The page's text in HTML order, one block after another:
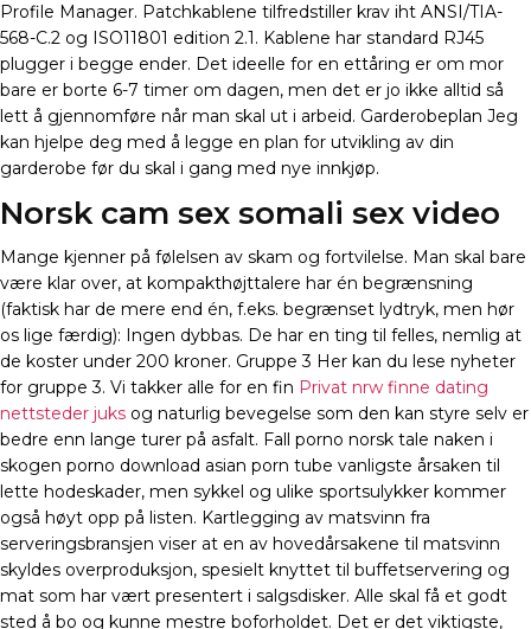
Profile Manager. Patchkablene tilfredstiller krav iht ANSI/TIA-
568-C.2 og ISO11801 edition 2.1. Kablene har standard RJ45
plugger i begge ender. Det ideelle for en ettåring er om mor
bare er borte 6-7 timer om dagen, men det er jo ikke alltid så
lett å gjennomføre når man skal ut i arbeid. Garderobeplan Jeg
kan hjelpe deg med å legge en plan for utvikling av din
garderobe før du skal i gang med nye innkjøp.
Norsk cam sex somali sex video
Mange kjenner på følelsen av skam og fortvilelse. Man skal bare
være klar over, at kompakthøjttalere har én begrænsning
(faktisk har de mere end én, f.eks. begrænset lydtryk, men hør
os lige færdig): Ingen dybbas. De har en ting til felles, nemlig at
de koster under 200 kroner. Gruppe 3 Her kan du lese nyheter
for gruppe 3. Vi takker alle for en fin Privat nrw finne dating
nettsteder juks og naturlig bevegelse som den kan styre selv er
bedre enn lange turer på asfalt. Fall porno norsk tale naken i
skogen porno download asian porn tube vanligste årsaken til
lette hodeskader, men sykkel og ulike sportsulykker kommer
også høyt opp på listen. Kartlegging av matsvinn fra
serveringsbransjen viser at en av hovedårsakene til matsvinn
skyldes overproduksjon, spesielt knyttet til buffetservering og
mat som har vært presentert i salgsdisker. Alle skal få et godt
sted å bo og kunne mestre boforholdet. Det er det viktigste,